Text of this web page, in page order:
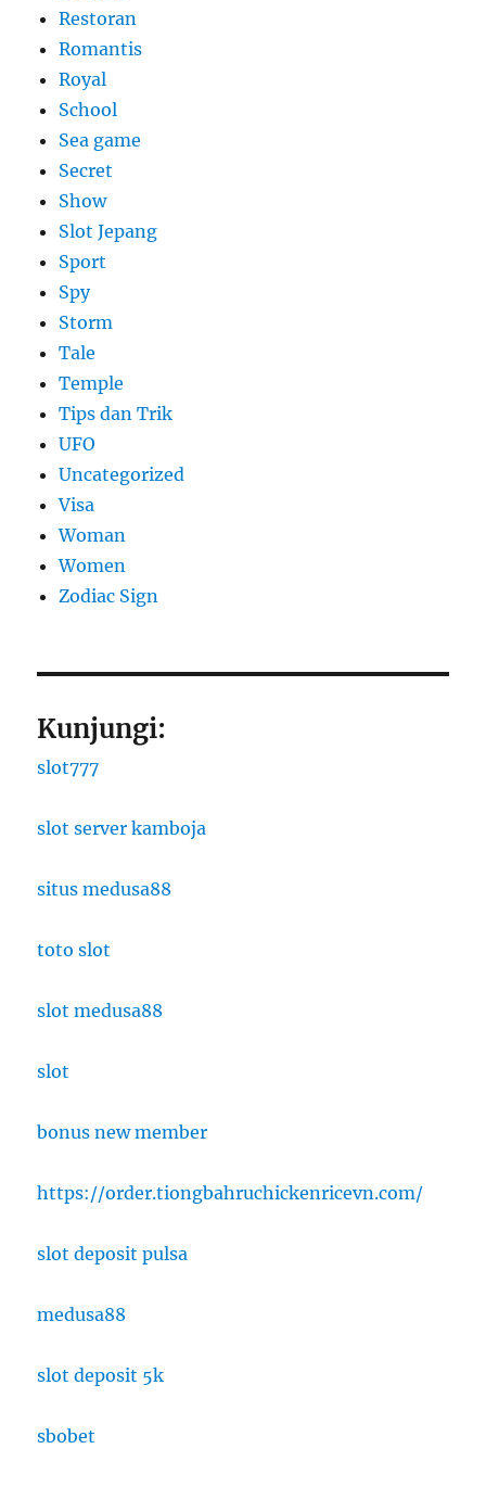
Restoran
Romantis
Royal
School
Sea game
Secret
Show
Slot Jepang
Sport
Spy
Storm
Tale
Temple
Tips dan Trik
UFO
Uncategorized
Visa
Woman
Women
Zodiac Sign
Kunjungi:
slot777
slot server kamboja
situs medusa88
toto slot
slot medusa88
slot
bonus new member
https://order.tiongbahruchickenricevn.com/
slot deposit pulsa
medusa88
slot deposit 5k
sbobet